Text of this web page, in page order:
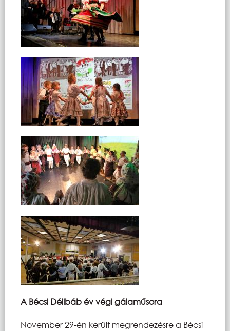
A Bécsi Délibáb év végi gálaműsora
November 29-én került megrendezésre a Bécsi